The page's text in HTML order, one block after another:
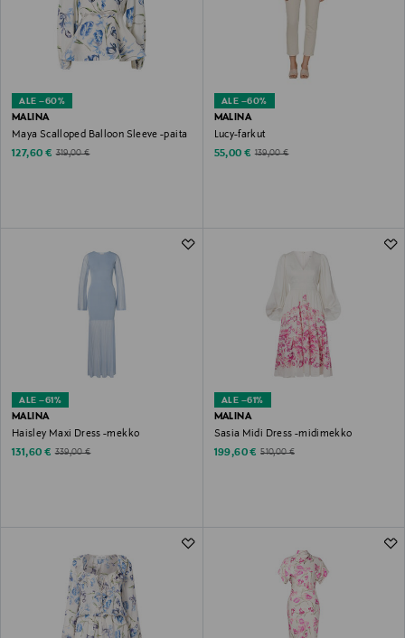
ALE –60%
MALINA
Maya Scalloped Balloon Sleeve -paita
Discounted Price
127,60 € Original Price
319,00 €
ALE –60%
MALINA
Lucy-farkut
Discounted Price
55,00 € Original Price
139,00 €
ALE –61%
MALINA
Haisley Maxi Dress -mekko
Discounted Price
131,60 € Original Price
339,00 €
ALE –61%
MALINA
Sasia Midi Dress -midimekko
Discounted Price
199,60 € Original Price
510,00 €